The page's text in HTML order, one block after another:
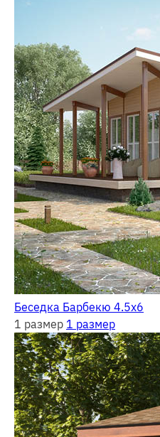
Беседка Барбекю 4.5х6
1 размер 1 размер